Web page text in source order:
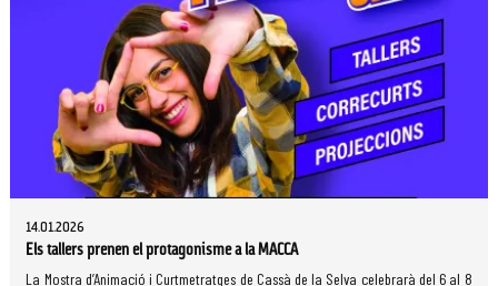
14.01.2026
Els tallers prenen el protagonisme a la MACCA
La Mostra d’Animació i Curtmetratges de Cassà de la Selva celebrarà del 6 al 8